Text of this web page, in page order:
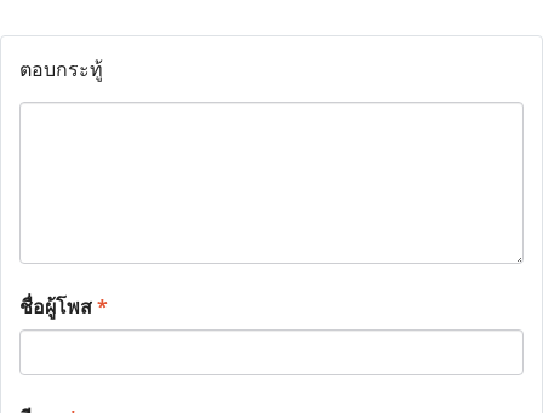
ตอบกระทู้
ชื่อผู้โพส*